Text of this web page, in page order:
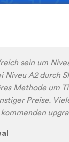
Spaß und man
Mutter